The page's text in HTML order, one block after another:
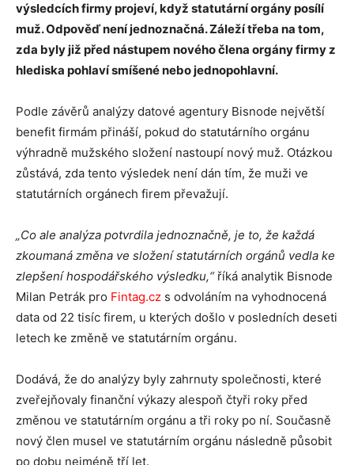
výsledcích firmy projeví, když statutární orgány posílí
muž. Odpověď není jednoznačná. Záleží třeba na tom,
zda byly již před nástupem nového člena orgány firmy z
hlediska pohlaví smíšené nebo jednopohlavní.
Podle závěrů analýzy datové agentury Bisnode největší
benefit firmám přináší, pokud do statutárního orgánu
výhradně mužského složení nastoupí nový muž. Otázkou
zůstává, zda tento výsledek není dán tím, že muži ve
statutárních orgánech firem převažují.
„Co ale analýza potvrdila jednoznačně, je to, že každá
zkoumaná změna ve složení statutárních orgánů vedla ke
zlepšení hospodářského výsledku,“říká analytik Bisnode
Milan Petrák pro Fintag.cz s odvoláním na vyhodnocená
data od 22 tisíc firem, u kterých došlo v posledních deseti
letech ke změně ve statutárním orgánu.
Dodává, že do analýzy byly zahrnuty společnosti, které
zveřejňovaly finanční výkazy alespoň čtyři roky před
změnou ve statutárním orgánu a tři roky po ní. Současně
nový člen musel ve statutárním orgánu následně působit
po dobu nejméně tří let.